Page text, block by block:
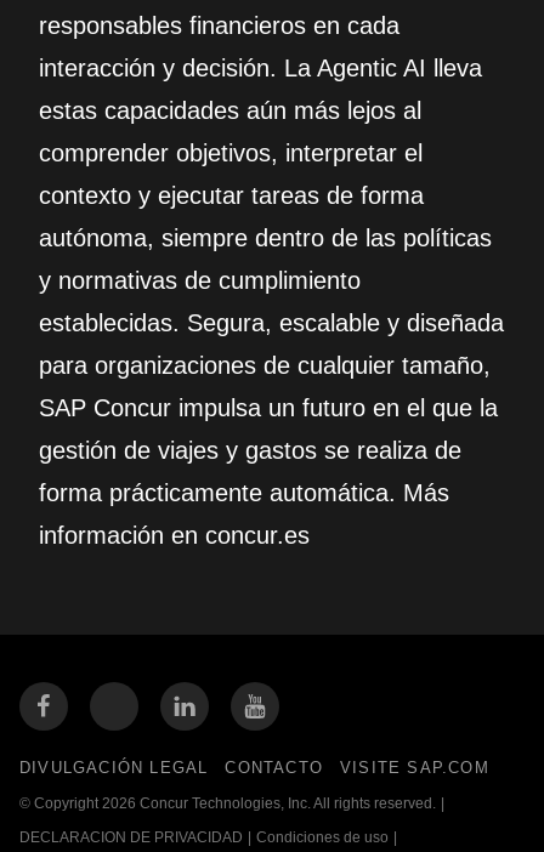
responsables financieros en cada
interacción y decisión. La Agentic AI lleva
estas capacidades aún más lejos al
comprender objetivos, interpretar el
contexto y ejecutar tareas de forma
autónoma, siempre dentro de las políticas
y normativas de cumplimiento
establecidas. Segura, escalable y diseñada
para organizaciones de cualquier tamaño,
SAP Concur impulsa un futuro en el que la
gestión de viajes y gastos se realiza de
forma prácticamente automática. Más
información en concur.es
DIVULGACIÓN LEGAL CONTACTO VISITE SAP.COM
© Copyright 2026 Concur Technologies, Inc. All rights reserved.
DECLARACION DE PRIVACIDAD
Condiciones de uso